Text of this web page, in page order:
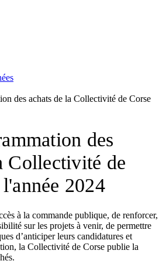
des achats de la Collectivité de Corse
des
Collectivité de
2024
à la commande publique, de renforcer,
sur les projets à venir, de permettre
d’anticiper leurs candidatures et
la Collectivité de Corse publie la